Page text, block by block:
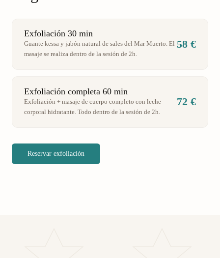
Exfoliación 30 min
Guante kessa y jabón natural de sales del Mar Muerto. El
masaje se realiza dentro de la sesión de 2h.
58 €
Exfoliación completa 60 min
Exfoliación + masaje de cuerpo completo con leche
corporal hidratante. Todo dentro de la sesión de 2h.
72 €
Reservar exfoliación